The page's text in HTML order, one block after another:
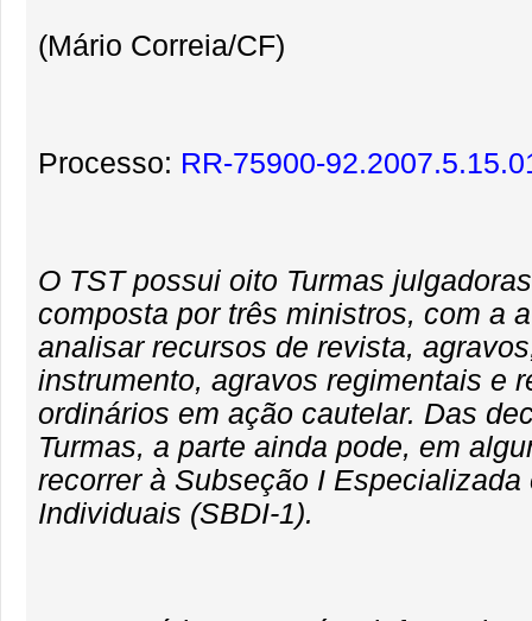
(Mário Correia/CF)
Processo: RR-75900-
O TST possui oito Turmas
composta por três ministros, com a
analisar recursos de revista,
instrumento, agravos regimentais e
ordinários em ação cautelar. Das
Turmas, a parte ainda pode, em
recorrer à Subseção I
Individuais (SBDI-1).